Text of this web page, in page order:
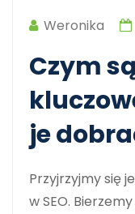
Weronika
Czym
je
Przyjrzyjmy się
w SEO.